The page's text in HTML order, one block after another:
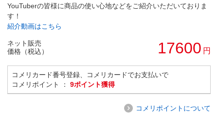
YouTuberの皆様に商品の使い心地などをご紹介いただいておりま
す！
紹介動画はこちら
ネット販売
価格（税込）
17600 円
コメリカード番号登録、コメリカードでお支払いで
コメリポイント ： 9ポイント獲得
コメリポイントについて